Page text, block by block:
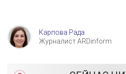
Карпова Рада
Журналист ARDinform